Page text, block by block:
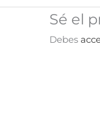
Sé el
Debes